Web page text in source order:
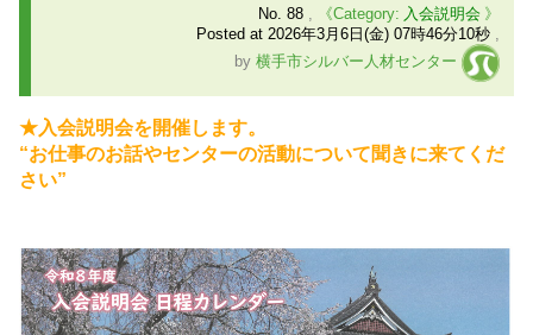
No. 88
入会説明会
Posted at 2026年3月6日(金) 07時46分10秒
by 横手市シルバー人材センター
★入会説明会を開催します。
“お仕事のお話やセンターの活動について聞きに来てくだ
さい”